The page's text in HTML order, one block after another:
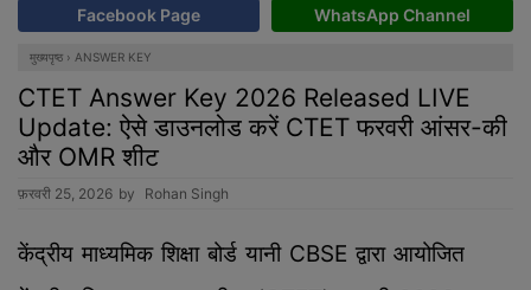
Facebook Page WhatsApp Channel
मुख्यपृष्ठ › ANSWER KEY
CTET Answer Key 2026 Released LIVE
Update: ऐसे डाउनलोड करें CTET फरवरी आंसर-की
और OMR शीट
फ़रवरी 25, 2026 by Rohan Singh
केंद्रीय माध्यमिक शिक्षा बोर्ड यानी CBSE द्वारा आयोजित